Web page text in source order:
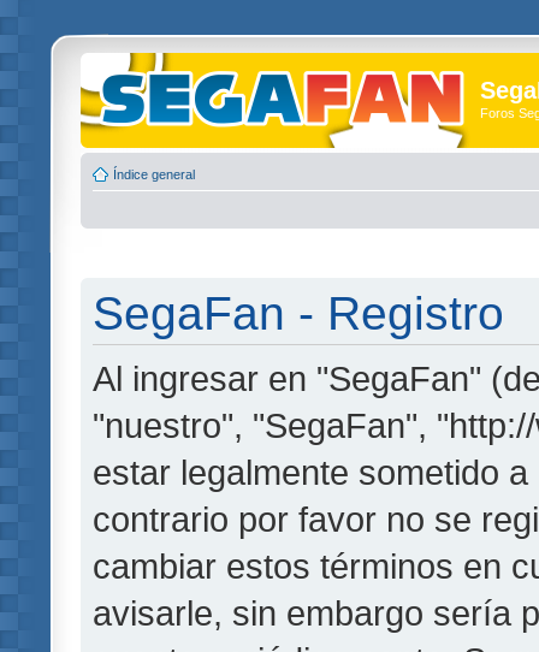
Foros
Índice general
SegaFan - Registro
Al ingresar en "SegaFan"
"nuestro", "SegaFan",
estar legalmente sometido
contrario por favor no se
cambiar estos términos en
avisarle, sin embargo sería